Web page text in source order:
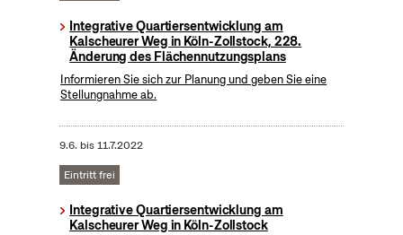
Integrative Quartiersentwicklung am
Kalscheurer Weg in Köln-Zollstock, 228.
Änderung des Flächennutzungsplans
Informieren Sie sich zur Planung und geben Sie eine
Stellungnahme ab.
9.6. bis11.7.2022
Eintritt frei
Integrative Quartiersentwicklung am
Kalscheurer Weg in Köln-Zollstock